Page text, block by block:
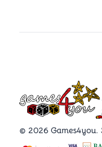
Games4you logo
© 2026 Games4you.